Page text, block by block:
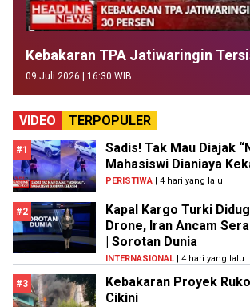
Kebakaran TPA Jatiwaringin
09 Juli 2026 | 16:30 WIB
VIDEO TERPOPULER
#1
Sadis! Tak Mau Diajak
Mahasiswi Dianiaya
PERISTIWA | 4 hari yang lalu
#2
Kapal Kargo Turki
Drone, Iran Ancam
| Sorotan Dunia
INTERNASIONAL | 4 hari yang lalu
#3
Kebakaran Proyek
Cikini